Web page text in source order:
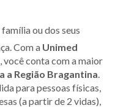
ou dos seus
Com a Unimed
, você conta com a maior
a Região Bragantina.
para pessoas físicas,
(a partir de 2 vidas),